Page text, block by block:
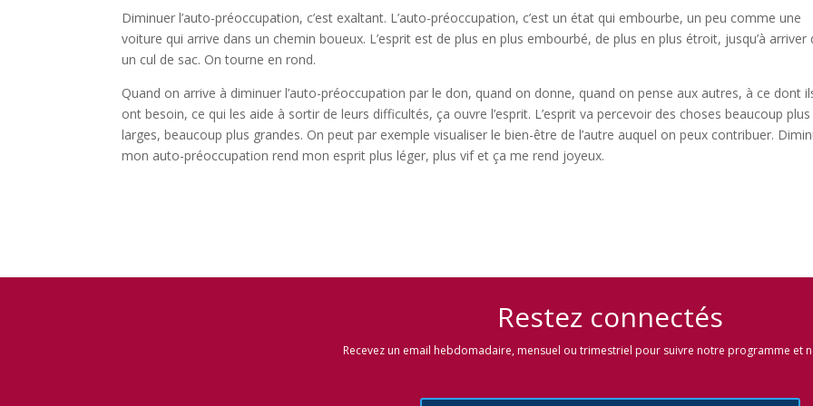
Diminuer l’auto-préoccupation, c’est exaltant. L’auto-préoccupation, c’est un état qui embourbe, un peu comme une
voiture qui arrive dans un chemin boueux. L’esprit est de plus en plus embourbé, de plus en plus étroit, jusqu’à arriver
un cul de sac. On tourne en rond.
Quand on arrive à diminuer l’auto-préoccupation par le don, quand on donne, quand on pense aux autres, à ce dont
ont besoin, ce qui les aide à sortir de leurs difficultés, ça ouvre l’esprit. L’esprit va percevoir des choses beaucoup plus
larges, beaucoup plus grandes. On peut par exemple visualiser le bien-être de l’autre auquel on peux contribuer.
mon auto-préoccupation rend mon esprit plus léger, plus vif et ça me rend joyeux.
Restez connectés
Recevez un email hebdomadaire, mensuel ou trimestriel pour suivre notre programme et